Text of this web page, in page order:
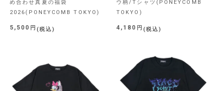
め合わせ真夏の福袋
2026(PONEYCOMB TOKYO)
5,500 税込
ウ柄/Tシャツ(PONEYCOMB
TOKYO)
4,180 税込